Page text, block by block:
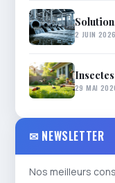
2 JUIN 2026
29 MAI
✉ NEWSLETTER
Nos meilleurs